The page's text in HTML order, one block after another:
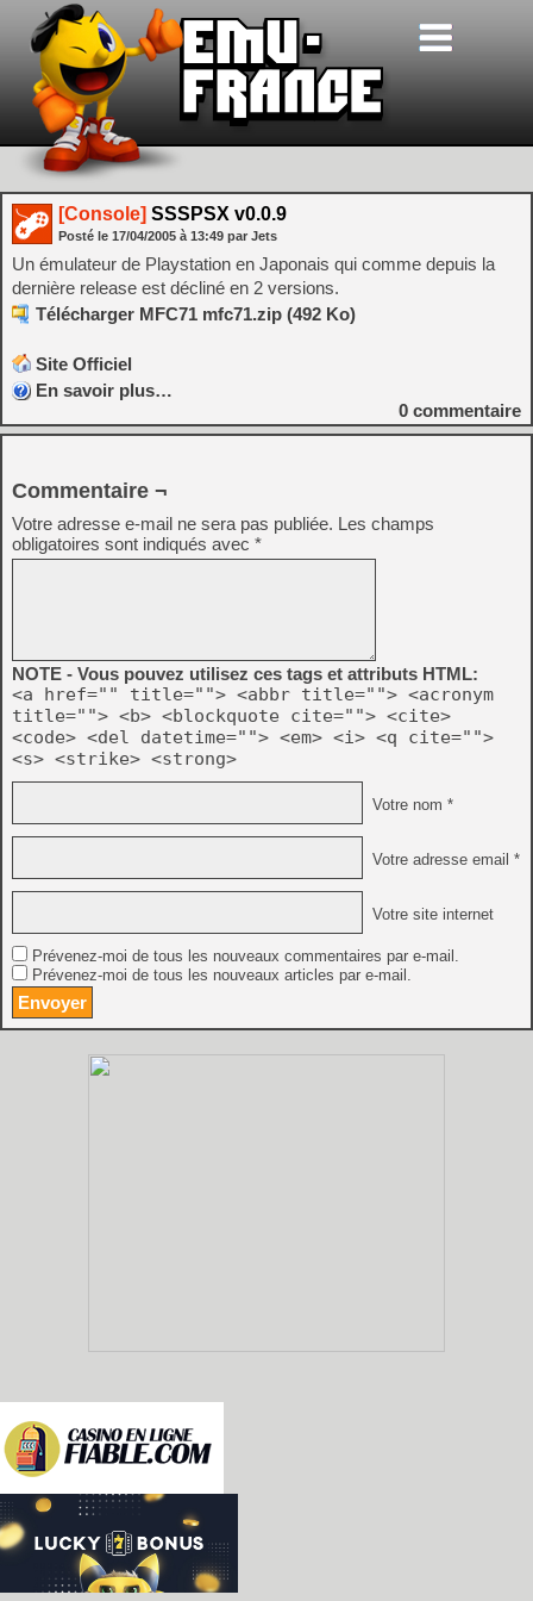
[Console] SSSPSX v0.0.9
Posté le 17/04/2005 à 13:49 par Jets
Un émulateur de Playstation en Japonais qui comme depuis la
dernière release est décliné en 2 versions.
Télécharger MFC71 mfc71.zip (492 Ko)
Site Officiel
En savoir plus…
0 commentaire
Commentaire ¬
Votre adresse e-mail ne sera pas publiée. Les champs
obligatoires sont indiqués avec *
NOTE - Vous pouvez utilisez ces tags et attributs HTML:
<a href="" title=""> <abbr title=""> <acronym
title=""> <b> <blockquote cite=""> <cite>
<code> <del datetime=""> <em> <i> <q cite="">
<s> <strike> <strong>
Votre nom *
Votre adresse email *
Votre site internet
Prévenez-moi de tous les nouveaux commentaires par e-mail.
Prévenez-moi de tous les nouveaux articles par e-mail.